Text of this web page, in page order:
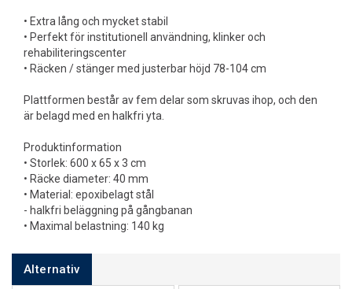
• Extra lång och mycket stabil
• Perfekt för institutionell användning, klinker och
rehabiliteringscenter
• Räcken / stänger med justerbar höjd 78-104 cm
Plattformen består av fem delar som skruvas ihop, och den
är belagd med en halkfri yta.
Produktinformation
• Storlek: 600 x 65 x 3 cm
• Räcke diameter: 40 mm
• Material: epoxibelagt stål
- halkfri beläggning på gångbanan
• Maximal belastning: 140 kg
Alternativ